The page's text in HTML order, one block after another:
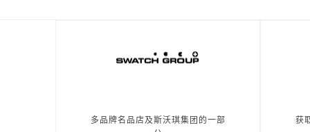
多品牌名品店及斯沃琪集团的一部
获